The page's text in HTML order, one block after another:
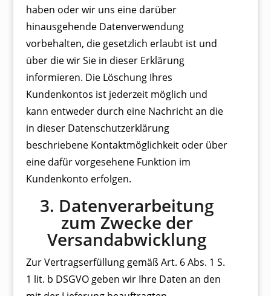
haben oder wir uns eine darüber
hinausgehende Datenverwendung
vorbehalten, die gesetzlich erlaubt ist und
über die wir Sie in dieser Erklärung
informieren. Die Löschung Ihres
Kundenkontos ist jederzeit möglich und
kann entweder durch eine Nachricht an die
in dieser Datenschutzerklärung
beschriebene Kontaktmöglichkeit oder über
eine dafür vorgesehene Funktion im
Kundenkonto erfolgen.
3. Datenverarbeitung
zum Zwecke der
Versandabwicklung
Zur Vertragserfüllung gemäß Art. 6 Abs. 1 S.
1 lit. b DSGVO geben wir Ihre Daten an den